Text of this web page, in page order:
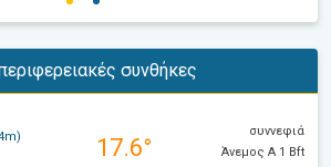
συνθήκες
17.6°
συννεφιά
Άνεμος Α 1 Bft